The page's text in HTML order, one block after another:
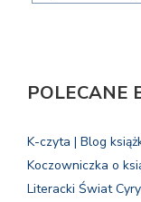
POLECANE
K-czyta | Blog
Koczowniczka o
Literacki Świat